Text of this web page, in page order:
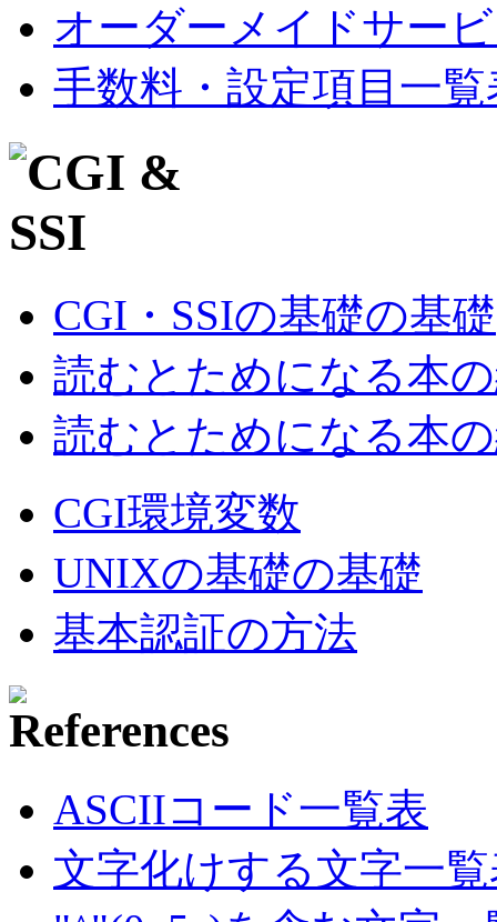
オーダーメイドサー
手数料・設定項目一覧
CGI・SSIの基礎の基礎
読むとためになる本
読むとためになる本
CGI環境変数
UNIXの基礎の基礎
基本認証の方法
ASCIIコード一覧表
文字化けする文字一